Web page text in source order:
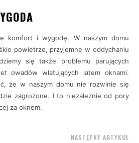
komfort i wygodę. W naszym domu
powietrze, przyjemne w oddychaniu
się także problemu parujących
owadów wlatujących latem oknami.
że w naszym domu nie rozwinie się
zagrożone. I to niezależnie od pory
za oknem.
NASTĘPNY ARTYKUŁ